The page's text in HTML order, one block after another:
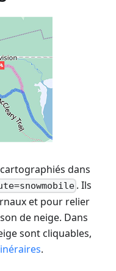
dans
. Ils
et pour relier
de neige. Dans
sont cliquables,
.